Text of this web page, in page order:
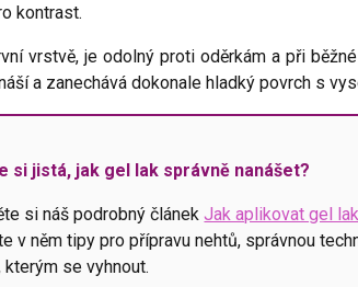
kontrast.
vrstvě, je odolný proti oděrkám a při
a zanechává dokonale hladký povrch s
si jistá, jak gel lak správně nanášet?
si náš podrobný článekJak aplikovat gel
v něm tipy pro přípravu nehtů, správnou
kterým se vyhnout.